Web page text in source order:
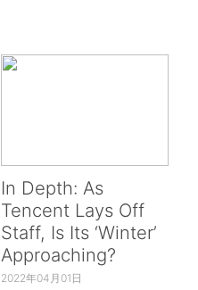
In Depth: As
Tencent Lays Off
Staff, Is Its ‘Winter’
Approaching?
2022年04月01日